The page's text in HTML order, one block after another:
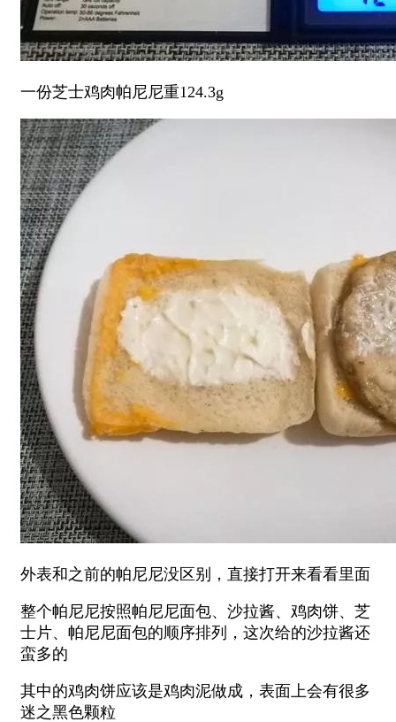
一份芝士鸡肉帕尼尼重124.3g
外表和之前的帕尼尼没区别，直接打开来看看里面
整个帕尼尼按照帕尼尼面包、沙拉酱、鸡肉饼、芝
士片、帕尼尼面包的顺序排列，这次给的沙拉酱还
蛮多的
其中的鸡肉饼应该是鸡肉泥做成，表面上会有很多
迷之黑色颗粒